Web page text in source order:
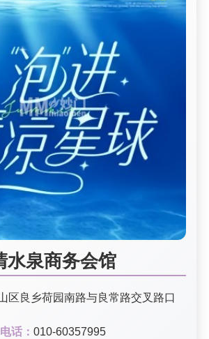
水泉商务会馆
区良乡荷园南路与良常路交叉路口
电话： 010-60357995